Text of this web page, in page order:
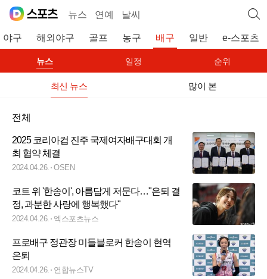
뉴스 연예 날씨
야구 해외야구 골프 농구 배구 일반 e-스포츠
뉴스 일정 순위
최신 뉴스 많이 본
전체
2025 코리아컵 진주 국제여자배구대회 개
최 협약 체결
2024.04.26. OSEN
코트 위 '한송이', 아름답게 저문다…"은퇴 결
정, 과분한 사랑에 행복했다"
2024.04.26. 엑스포츠뉴스
프로배구 정관장 미들블로커 한송이 현역
은퇴
2024.04.26. 연합뉴스TV